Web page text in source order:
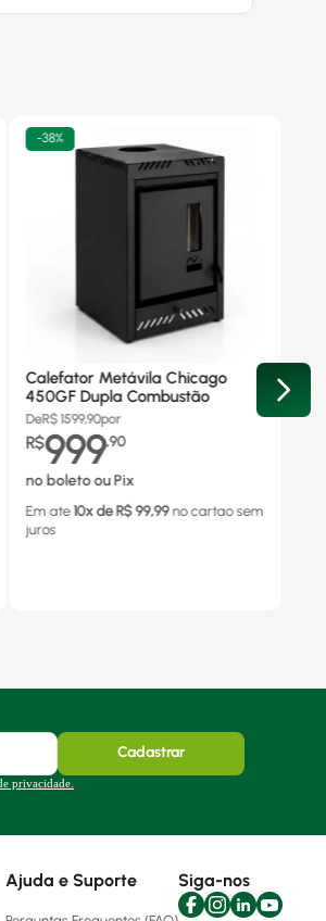
-38%
Calefator Metávila Chicago
450GF Dupla Combustão
DeR$ 1599,90por
R$999,90
no boleto ou Pix
Em ate 10x de R$ 99,99 no cartaosem
juros
Cadastrar
privacidade.
Ajuda e Suporte Siga-nos